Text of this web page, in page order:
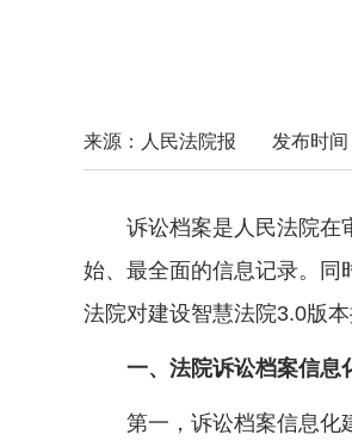
来源：人民法院报 发布时
诉讼档案是人民法院在
始、最全面的信息记录。同
法院对建设智慧法院3.0版
一、法院诉讼档案信息
第一，诉讼档案信息化建